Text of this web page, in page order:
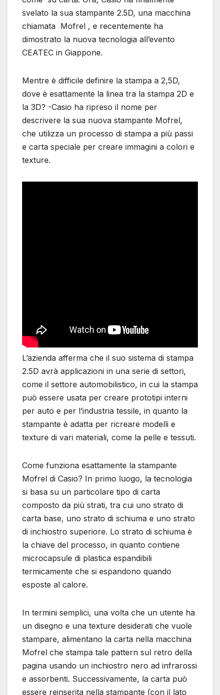
svelato la sua stampante 2.5D, una macchina
chiamata Mofrel , e recentemente ha
dimostrato la nuova tecnologia all’evento
CEATEC in Giappone.
Mentre è difficile definire la stampa a 2,5D,
dove è esattamente la linea tra la stampa 2D e
la 3D? -Casio ha ripreso il nome per
descrivere la sua nuova stampante Mofrel,
che utilizza un processo di stampa a più passi
e carta speciale per creare immagini a colori e
texture.
L’azienda afferma che il suo sistema di stampa
2.5D avrà applicazioni in una serie di settori,
come il settore automobilistico, in cui la stampa
può essere usata per creare prototipi interni
per auto e per l’industria tessile, in quanto la
stampante è adatta per ricreare modelli e
texture di vari materiali, come la pelle e tessuti.
Come funziona esattamente la stampante
Mofrel di Casio? In primo luogo, la tecnologia
si basa su un particolare tipo di carta
composto da più strati, tra cui uno strato di
carta base, uno strato di schiuma e uno strato
di inchiostro superiore. Lo strato di schiuma è
la chiave del processo, in quanto contiene
microcapsule di plastica espandibili
termicamente che si espandono quando
esposte al calore.
In termini semplici, una volta che un utente ha
un disegno e una texture desiderati che vuole
stampare, alimentano la carta nella macchina
Mofrel che stampa tale pattern sul retro della
pagina usando un inchiostro nero ad infrarossi
e assorbenti. Successivamente, la carta può
essere reinserita nella stampante (con il lato